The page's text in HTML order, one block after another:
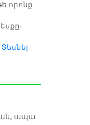
որոնք
Տեսնել
ապա